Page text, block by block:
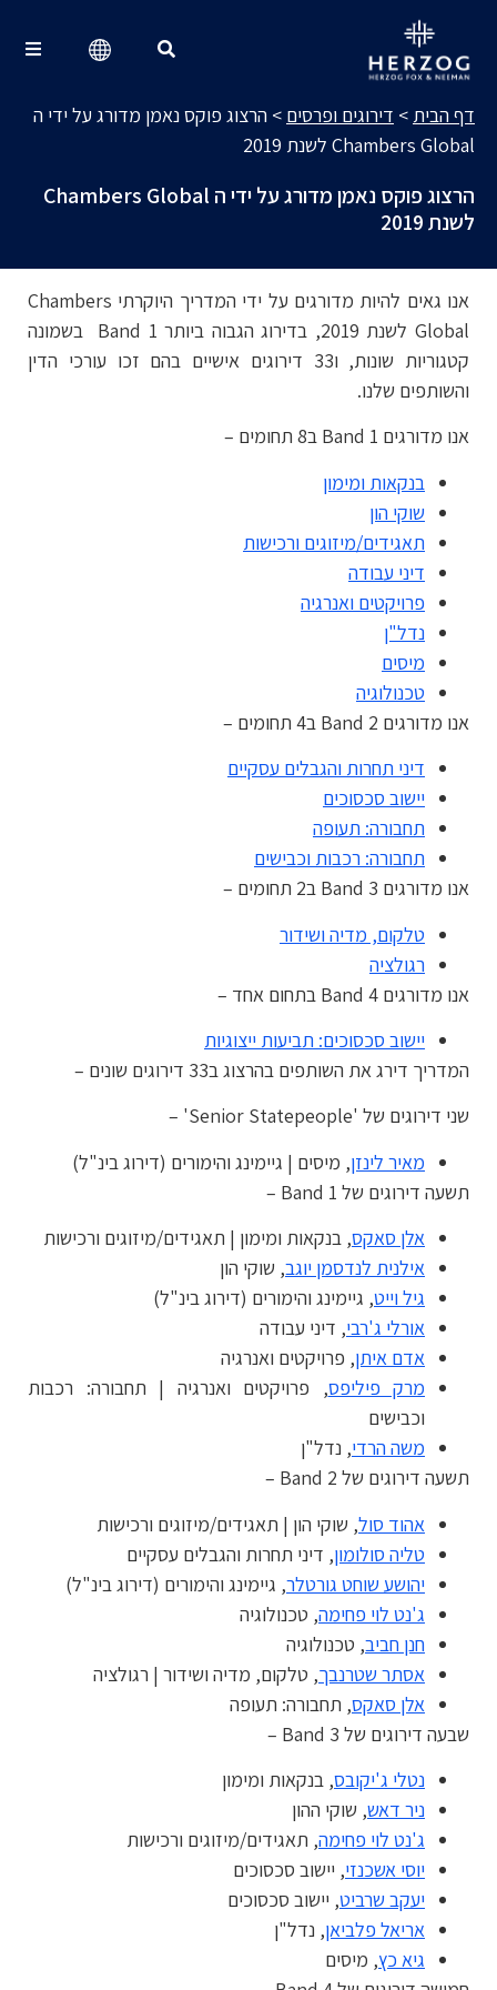
דף הבית > דירוגים ופרסים > הרצוג פוקס נאמן מדורג על ידי ה
Chambers Global לשנת 2019
הרצוג פוקס נאמן מדורג על ידי ה Chambers Global
לשנת 2019
אנו גאים להיות מדורגים על ידי המדריך היוקרתי Chambers
Global לשנת 2019, בדירוג הגבוה ביותר Band 1 בשמונה
קטגוריות שונות, ו33 דירוגים אישיים בהם זכו עורכי הדין
והשותפים שלנו.
אנו מדורגים Band 1 ב8 תחומים –
בנקאות ומימון
שוקי הון
תאגידים/מיזוגים ורכישות
דיני עבודה
פרויקטים ואנרגיה
נדל"ן
מיסים
טכנולוגיה
אנו מדורגים Band 2 ב4 תחומים –
דיני תחרות והגבלים עסקיים
יישוב סכסוכים
תחבורה: תעופה
תחבורה: רכבות וכבישים
אנו מדורגים Band 3 ב2 תחומים –
טלקום, מדיה ושידור
רגולציה
אנו מדורגים Band 4 בתחום אחד –
יישוב סכסוכים: תביעות ייצוגיות
המדריך דירג את השותפים בהרצוג ב33 דירוגים שונים –
שני דירוגים של 'Senior Statepeople' –
מאיר לינזן, מיסים | גיימינג והימורים (דירוג בינ"ל)
תשעה דירוגים של Band 1 –
אלן סאקס, בנקאות ומימון | תאגידים/מיזוגים ורכישות
אילנית לנדסמן יוגב, שוקי הון
גיל וייט, גיימינג והימורים (דירוג בינ"ל)
אורלי ג'רבי, דיני עבודה
אדם איתן, פרויקטים ואנרגיה
מרק פיליפס, פרויקטים ואנרגיה | תחבורה: רכבות
וכבישים
משה הרדי, נדל"ן
תשעה דירוגים של Band 2 –
אהוד סול, שוקי הון | תאגידים/מיזוגים ורכישות
טליה סולומון, דיני תחרות והגבלים עסקיים
יהושע שוחט גורטלר, גיימינג והימורים (דירוג בינ"ל)
ג'נט לוי פחימה, טכנולוגיה
חנן חביב, טכנולוגיה
אסתר שטרנבך, טלקום, מדיה ושידור | רגולציה
אלן סאקס, תחבורה: תעופה
שבעה דירוגים של Band 3 –
נטלי ג'יקובס, בנקאות ומימון
ניר דאש, שוקי ההון
ג'נט לוי פחימה, תאגידים/מיזוגים ורכישות
יוסי אשכנזי, יישוב סכסוכים
יעקב שרביט, יישוב סכסוכים
אריאל פלביאן, נדל"ן
גיא כץ, מיסים